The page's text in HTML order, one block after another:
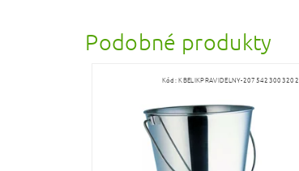
Podobné produkty
Kód:KBELIKPRAVIDELNY-2075423003202